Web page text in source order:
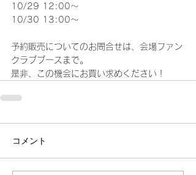
10/29 12:00～
10/30 13:00～
予約販売についてのお問合せは、会場ファン
クラブブースまで。
是非、この機会にお買い求めください！
コメント